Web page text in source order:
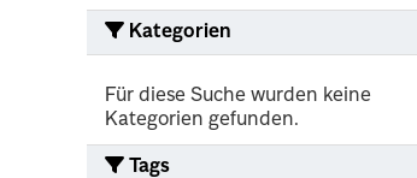
Kategorien
Für diese Suche wurden keine
Kategorien gefunden.
Tags